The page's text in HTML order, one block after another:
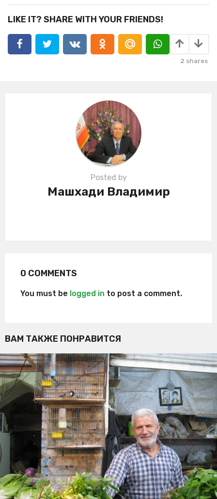
P
i
LIKE IT? SHARE WITH YOUR FRIENDS!
2 shares
Posted by
Машхади Владимир
0 COMMENTS
You must be logged in to post a comment.
ВАМ ТАКЖЕ ПОНРАВИТСЯ